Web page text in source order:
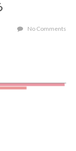
No Comments